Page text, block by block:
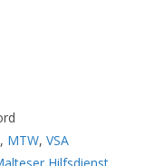
, MTW, VSA